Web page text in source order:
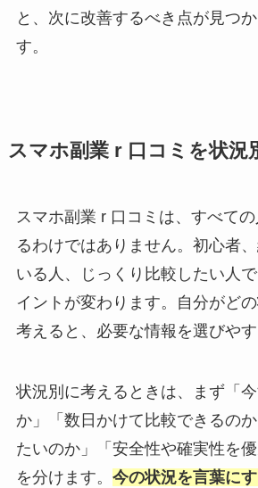
と、次に改善するべき点が見つ
す。
スマホ副業 r 口コミを状況
スマホ副業 r 口コミは、すべて
るわけではありません。初心者
いる人、じっくり比較したい人
イントが変わります。自分がど
考えると、必要な情報を選びやす
状況別に考えるときは、まず「
か」「数日かけて比較できるの
たいのか」「安全性や確実性を優
を分けます。 今の状況を言葉に